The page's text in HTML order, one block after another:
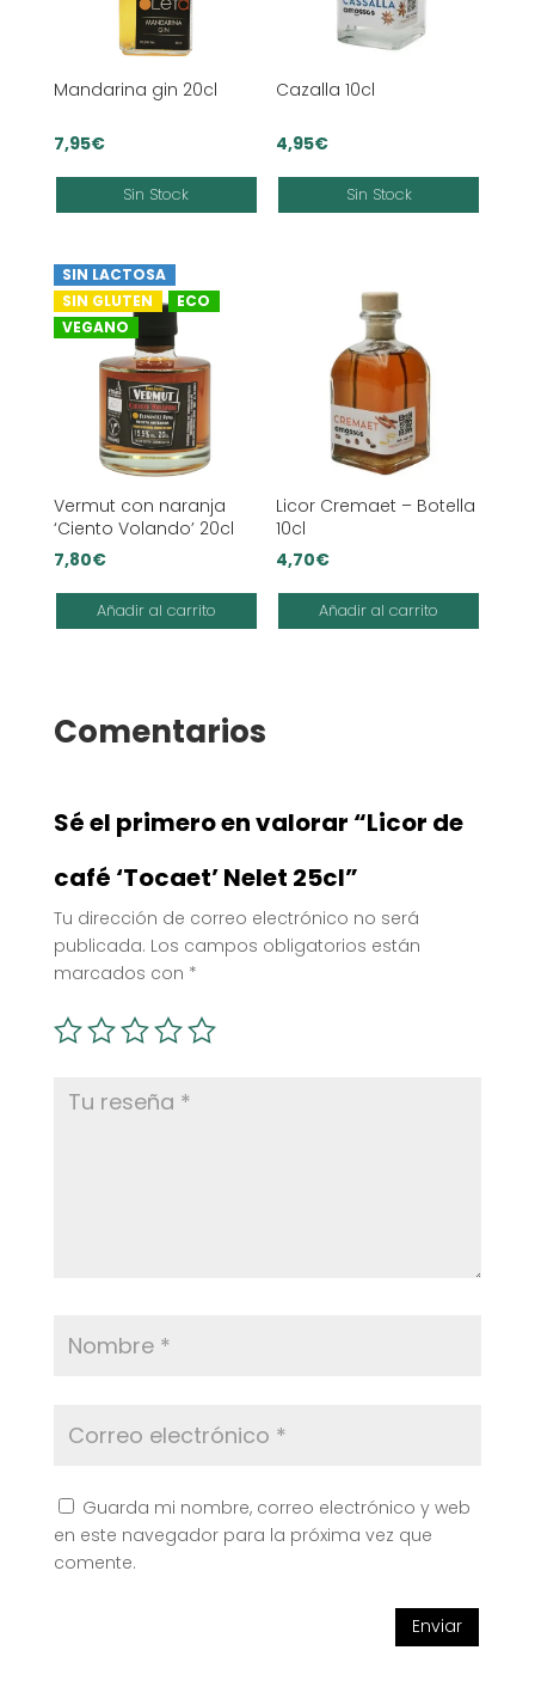
Mandarina gin 20cl
7,95€
Sin Stock
Cazalla 10cl
4,95€
Sin Stock
SIN LACTOSA
SIN GLUTEN
ECO
VEGANO
Vermut con naranja
‘Ciento Volando’ 20cl
7,80€
Añadir al carrito
Licor Cremaet – Botella
10cl
4,70€
Añadir al carrito
Comentarios
Sé el primero en valorar “Licor de
café ‘Tocaet’ Nelet 25cl”
Tu dirección de correo electrónico no será
publicada. Los campos obligatorios están
marcados con *
Guarda mi nombre, correo electrónico y web
en este navegador para la próxima vez que
comente.
Enviar